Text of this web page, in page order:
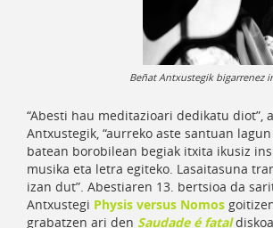
Beñat Antxustegik bigarrenez
“Abesti hau meditazioari dedikatu diot”,
Antxustegik, “aurreko aste santuan
batean borobilean begiak itxita ikusiz
musika eta letra egiteko. Lasaitasuna
izan dut”. Abestiaren 13. bertsioa da
Antxustegi Physis versus Nomos
grabatzen ari den Saudade é fatal